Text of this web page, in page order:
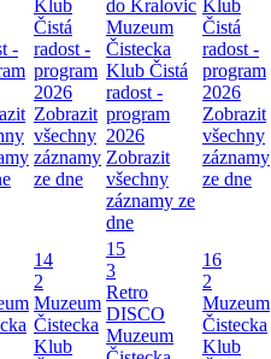
-
Klub
Čistá
radost -
program
2026
Zobrazit
všechny
záznamy
ze dne
do Kralovic
Muzeum
Čistecka
Klub Čistá
radost -
program
2026
Zobrazit
všechny
záznamy ze
dne
Klub
Čistá
radost -
program
2026
Zobrazit
všechny
záznamy
ze dne
14
2
Muzeum
Čistecka
Klub
15
3
Retro
DISCO
Muzeum
16
2
Muzeum
Čistecka
Klub